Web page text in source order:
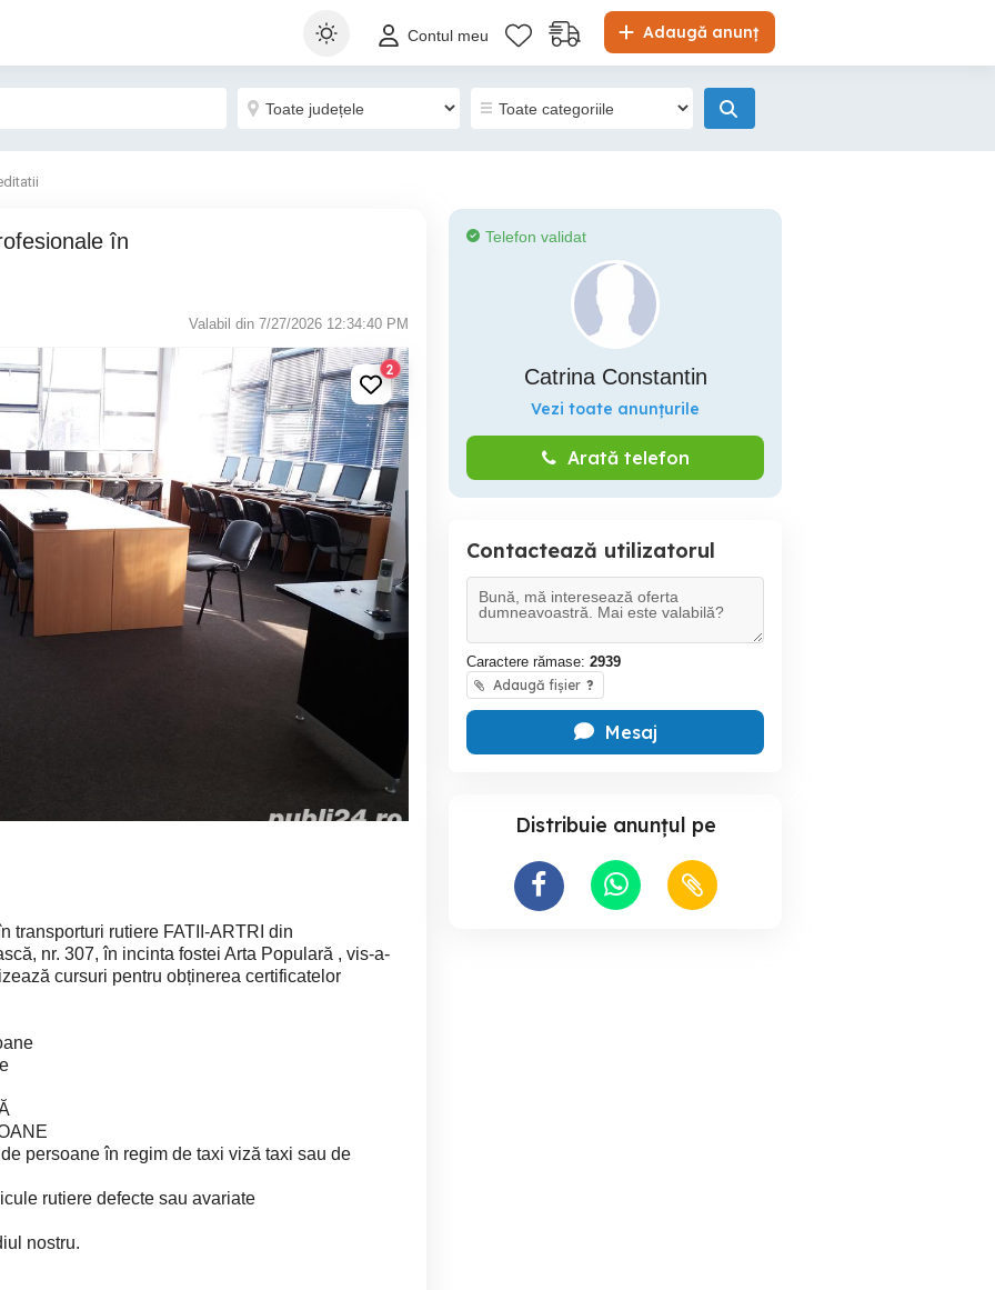
Adaugă anunț
Contul meu
Valabil din 7/27/2026 12:34:40 PM
2
transporturi rutiere FATII-ARTRI din
nr. 307, în incinta fostei Arta Populară , vis-a-
cursuri pentru obținerea certificatelor
persoane în regim de taxi viză taxi sau de
rutiere defecte sau avariate
nostru.
Telefon validat
Catrina Constantin
Vezi toate anunțurile
Arată telefon
Contactează utilizatorul
Caractere rămase: 2939
Adaugă fișier ?
Mesaj
Distribuie anunțul pe